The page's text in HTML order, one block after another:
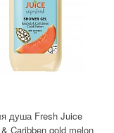
душа Fresh Juice
Caribben gold melon